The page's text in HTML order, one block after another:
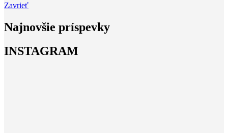
Zavrieť
Najnovšie príspevky
INSTAGRAM